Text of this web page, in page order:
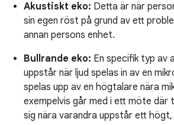
Akustiskt eko: Detta är när
sin egen röst på grund av ett
annan persons enhet.
Bullrande eko: En specifik typ av
uppstår när ljud spelas in av en
spelas upp av en högtalare nära
exempelvis går med i ett möte där
sig nära varandra uppstår ett högt,